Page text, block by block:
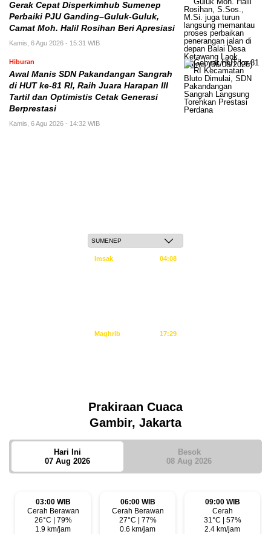
Gerak Cepat Disperkimhub Sumenep
Perbaiki PJU Ganding–Guluk-Guluk,
Camat Moh. Halil Rosihan Beri Apresiasi
Kamis, 6 Agu 2026 - 15:31 WIB
Hiburan
Awal Manis SDN Pakandangan Sangrah
di HUT ke-81 RI, Raih Juara Harapan III
Tartil dan Optimistis Cetak Generasi
Berprestasi
Kamis, 6 Agu 2026 - 14:32 WIB
Imsak 04:08
Maghrib 17:29
Prakiraan Cuaca
Gambir, Jakarta
Hari Ini
07 Aug 2026
Besok
08 Aug 2026
03:00 WIB
Cerah Berawan
26°C | 79%
1.9 km/jam
06:00 WIB
Cerah Berawan
27°C | 77%
0.6 km/jam
09:00 WIB
Cerah
31°C | 57%
2.4 km/jam